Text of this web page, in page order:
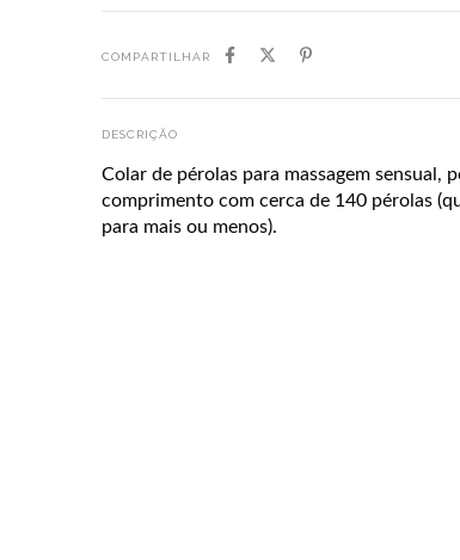
COMPARTILHAR
DESCRIÇÃO
Colar de pérolas para massagem sensual,
comprimento com cerca de 140 pérolas
para mais ou menos).